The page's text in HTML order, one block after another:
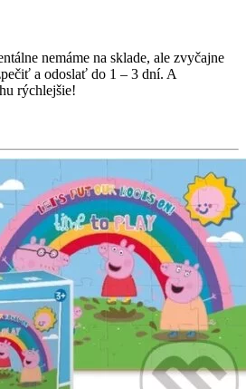
nemáme na sklade, ale zvyčajne
a odoslať do 1 – 3 dní. A
rýchlejšie!